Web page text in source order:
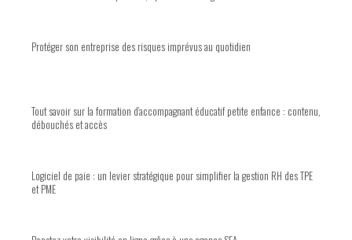
Protéger son entreprise des risques imprévus au quotidien
Tout savoir sur la formation d’accompagnant éducatif petite enfance : contenu,
débouchés et accès
Logiciel de paie : un levier stratégique pour simplifier la gestion RH des TPE
et PME